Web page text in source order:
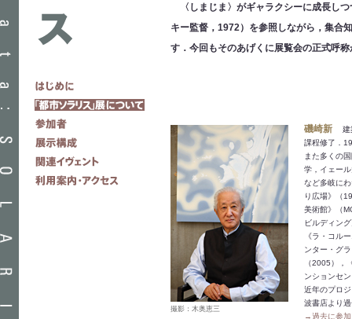
〈しまじま〉がギャラクシーに成長し
キー監督，1972）を参照しながら，集合
す．今回もそのあげくに展覧会の正式呼
撮影：木奥恵三
磯崎新
建
課程修了．
また多くの
学，イェー
など多岐に
り広場》（
美術館》（
ビルディン
《ラ・コル
ンター・グ
（2005），
ンションセ
近年のプロ
波書店より
→過去に参